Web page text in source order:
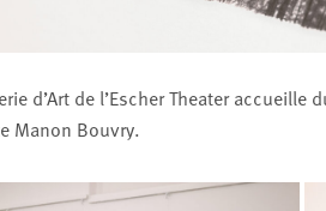
d’Art de l’Escher Theater
Manon Bouvry.